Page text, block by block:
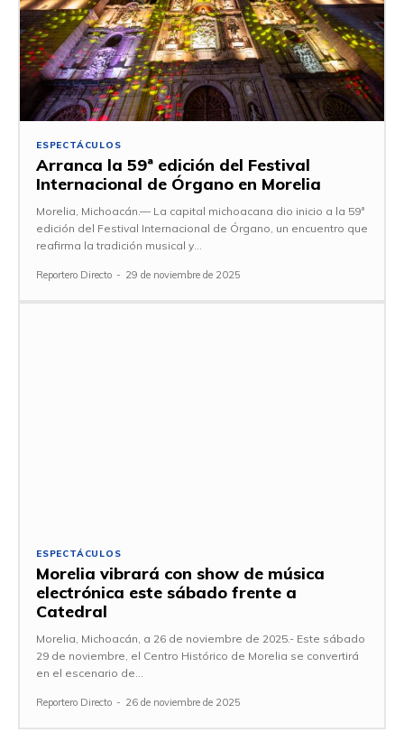
ESPECTÁCULOS
Arranca la 59ª edición del Festival
Internacional de Órgano en Morelia
Morelia, Michoacán.— La capital michoacana dio inicio a la 59ª
edición del Festival Internacional de Órgano, un encuentro que
reafirma la tradición musical y...
Reportero Directo - 29 de noviembre de 2025
ESPECTÁCULOS
Morelia vibrará con show de música
electrónica este sábado frente a
Catedral
Morelia, Michoacán, a 26 de noviembre de 2025.- Este sábado
29 de noviembre, el Centro Histórico de Morelia se convertirá
en el escenario de...
Reportero Directo - 26 de noviembre de 2025